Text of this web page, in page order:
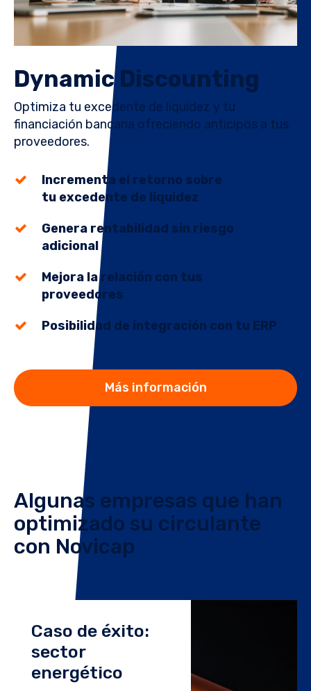
Dynamic Discounting
Optimiza tu excedente de liquidez y tu
financiación bancaria ofreciendo anticipos a tus
proveedores.
Incrementa el retorno sobre
tu excedente de liquidez
Genera rentabilidad sin riesgo
adicional
Mejora la relación con tus
proveedores
Posibilidad de integración con tu ERP
Más información
Algunas empresas que han
optimizado su circulante
con Novicap
Caso de éxito:
sector
energético